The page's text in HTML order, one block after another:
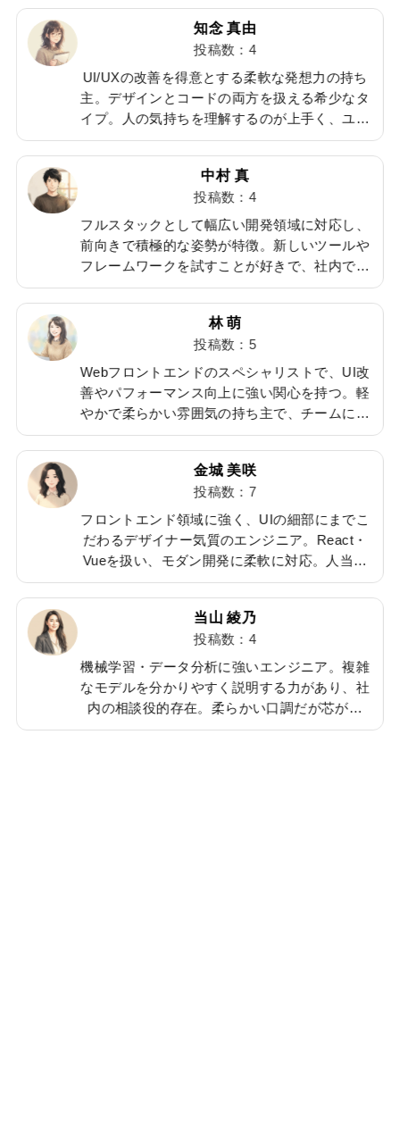
知念 真由
投稿数：4
UI/UXの改善を得意とする柔軟な発想力の持ち
主。デザインとコードの両方を扱える希少なタ
イプ。人の気持ちを理解するのが上手く、ユー
ザー視点での提案が得意。仕事後のジム通いが
日課で、体力づくりにも余念がないアクティブ
な性格。
中村 真
投稿数：4
フルスタックとして幅広い開発領域に対応し、
前向きで積極的な姿勢が特徴。新しいツールや
フレームワークを試すことが好きで、社内で技
術共有を行うことも多い。気さくで話しやす
く、チームに活力を与えるタイプ。散歩が趣
味。
林 萌
投稿数：5
Webフロントエンドのスペシャリストで、UI改
善やパフォーマンス向上に強い関心を持つ。軽
やかで柔らかい雰囲気の持ち主で、チームに安
心感を与える。雑誌やSNSで最新デザインを研
究するのが日課。猫好きで、家では2匹飼って
いる。
金城 美咲
投稿数：7
フロントエンド領域に強く、UIの細部にまでこ
だわるデザイナー気質のエンジニア。React・
Vueを扱い、モダン開発に柔軟に対応。人当た
りがよく、相談しやすい雰囲気を持つ。休日は
カフェ巡りやガジェット研究で新しい刺激を得
ることが多い。
当山 綾乃
投稿数：4
機械学習・データ分析に強いエンジニア。複雑
なモデルを分かりやすく説明する力があり、社
内の相談役的存在。柔らかい口調だが芯が強
く、物事を丁寧に進めるタイプ。休日は美術館